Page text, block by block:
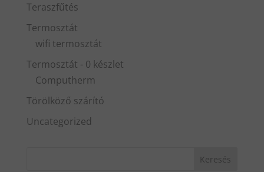
Teraszfűtés
Termosztát
wifi termosztát
Termosztát - 0 készlet
Computherm
Törölköző szárító
Uncategorized